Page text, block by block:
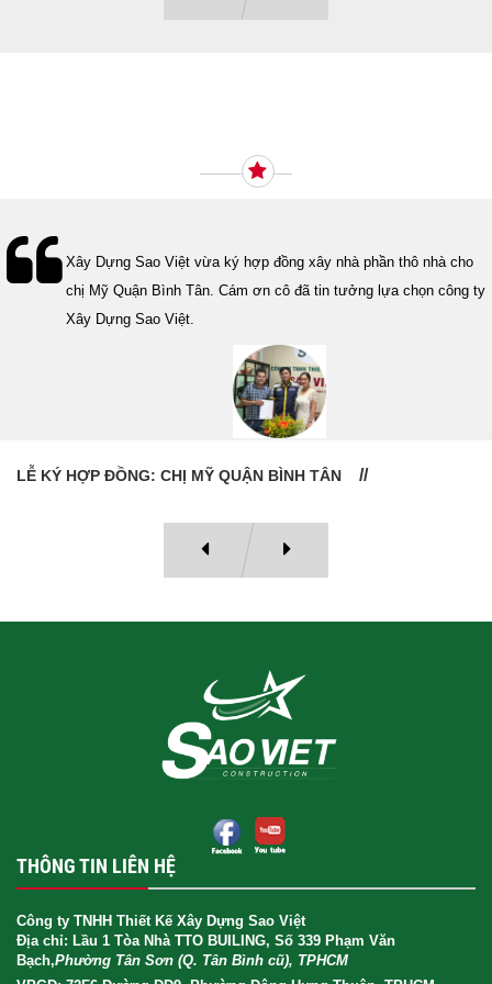
Lễ bàn giao nhà cho gia đình Cô Vân quận 11. Cám ơn anh Tính
đã tin tưởng, lựa chọn công ty Xây Dựng Sao Việt.
LỄ BÀN GIAO NHÀ: CÔ VÂN QUẬN 11
THÔNG TIN LIÊN HỆ
Công ty TNHH Thiết Kế Xây Dựng Sao Việt
Địa chỉ: Lầu 1 Tòa Nhà TTO BUILING, Số 339 Phạm Văn
Bạch,Phường Tân Sơn (Q. Tân Bình cũ), TPHCM